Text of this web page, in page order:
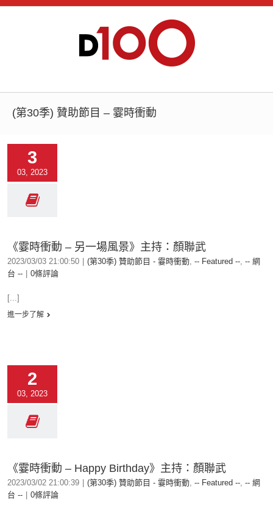
(第30季) 贊助節目 – 霎時衝動
3
03, 2023
《霎時衝動 – 另一場風景》主持：顏聯武
2023/03/03 21:00:50 (第30季) 贊助節目 - 霎時衝動, -- Featured --, -- 網
台 --
0條評論
[...]
進一步了解
2
03, 2023
《霎時衝動 – Happy Birthday》主持：顏聯武
2023/03/02 21:00:39 (第30季) 贊助節目 - 霎時衝動, -- Featured --, -- 網
台 --
0條評論